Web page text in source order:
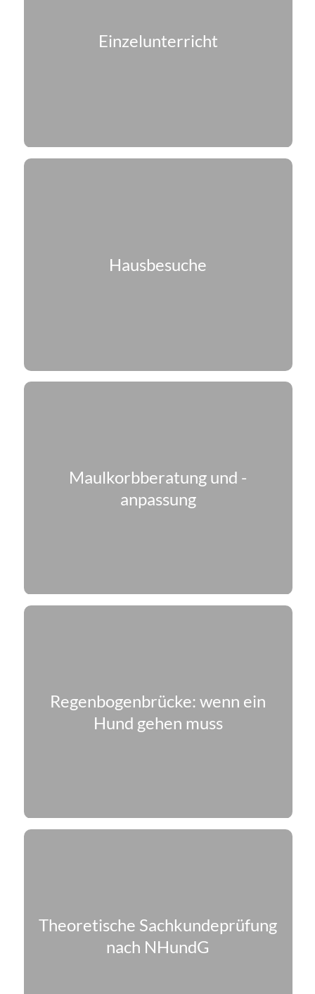
Einzelunterricht
Hausbesuche
Maulkorbberatung und -
anpassung
Regenbogenbrücke: wenn ein
Hund gehen muss
Theoretische Sachkunde­prüfung
nach NHundG